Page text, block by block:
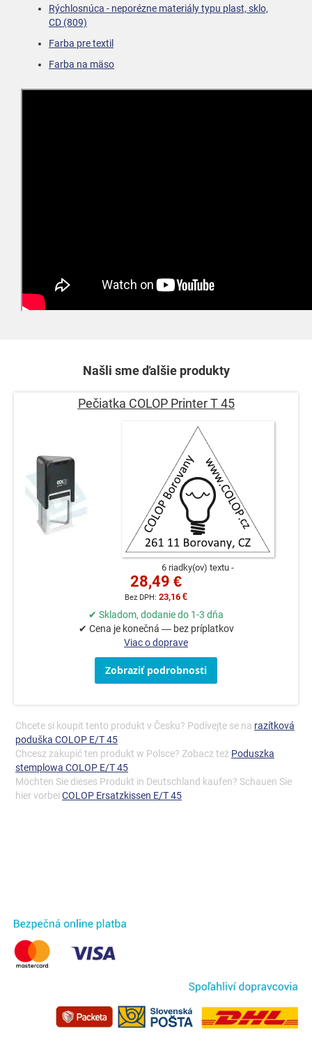
Rýchlosnúca - neporézne materiály typu plast, sklo,
CD (809)
Farba pre textil
Farba na mäso
Našli sme ďalšie produkty
Pečiatka COLOP Printer T 45
6 riadky(ov) textu
28,49 €
23,16 €
✔ Skladom, dodanie do 1-3 dňa
✔ Cena je konečná — bez príplatkov
Viac o doprave
Zobraziť podrobnosti
Chcete si koupit tento produkt v Česku? Podívejte se na razítková
poduška COLOP E/T 45
Chcesz zakupić ten produkt w Polsce? Zobacz też Poduszka
stemplowa COLOP E/T 45
Möchten Sie dieses Produkt in Deutschland kaufen? Schauen Sie
hier vorbei COLOP Ersatzkissen E/T 45